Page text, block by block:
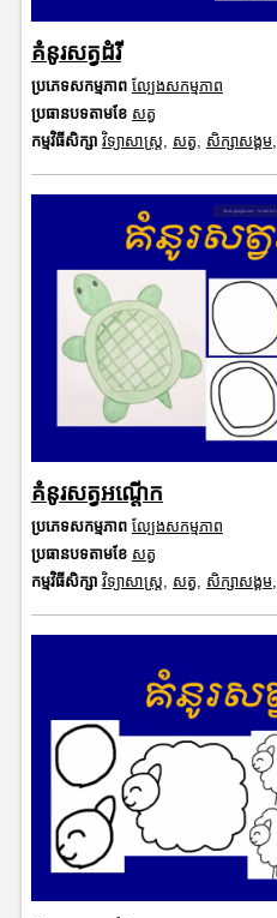
គំនូរសត្វដំរី
ប្រភេទសកម្មភាព ល្បែងសកម្មភាព
ប្រធានបទតាមខែ សត្វ
កម្មវិធីសិក្សា វិទ្យាសាស្រ្ត, សត្វ, សិក្សាសង្គម,
គំនូរសត្វអណ្តើក
ប្រភេទសកម្មភាព ល្បែងសកម្មភាព
ប្រធានបទតាមខែ សត្វ
កម្មវិធីសិក្សា វិទ្យាសាស្រ្ត សត្វ សិក្សាសង្គម,